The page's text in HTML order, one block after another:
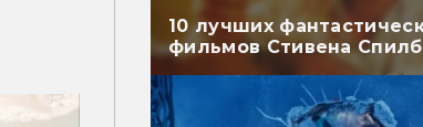
10 лучших
фильмов Стивена